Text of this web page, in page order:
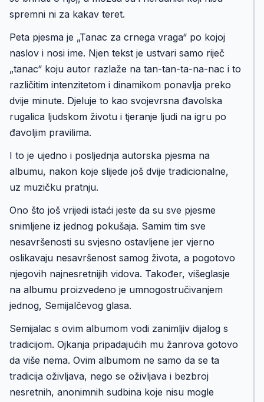
spremni ni za kakav teret.
Peta pjesma je „Tanac za crnega vraga“ po kojoj
naslov i nosi ime. Njen tekst je ustvari samo riječ
„tanac“ koju autor razlaže na tan-tan-ta-na-nac i to
različitim intenzitetom i dinamikom ponavlja preko
dvije minute. Djeluje to kao svojevrsna đavolska
rugalica ljudskom životu i tjeranje ljudi na igru po
đavoljim pravilima.
I to je ujedno i posljednja autorska pjesma na
albumu, nakon koje slijede još dvije tradicionalne,
uz muzičku pratnju.
Ono što još vrijedi istaći jeste da su sve pjesme
snimljene iz jednog pokušaja. Samim tim sve
nesavršenosti su svjesno ostavljene jer vjerno
oslikavaju nesavršenost samog života, a pogotovo
njegovih najnesretnijih vidova. Također, višeglasje
na albumu proizvedeno je umnogostručivanjem
jednog, Semijalčevog glasa.
Semijalac s ovim albumom vodi zanimljiv dijalog s
tradicijom. Ojkanja pripadajućih mu žanrova gotovo
da više nema. Ovim albumom ne samo da se ta
tradicija oživljava, nego se oživljava i bezbroj
nesretnih, anonimnih sudbina koje nisu mogle